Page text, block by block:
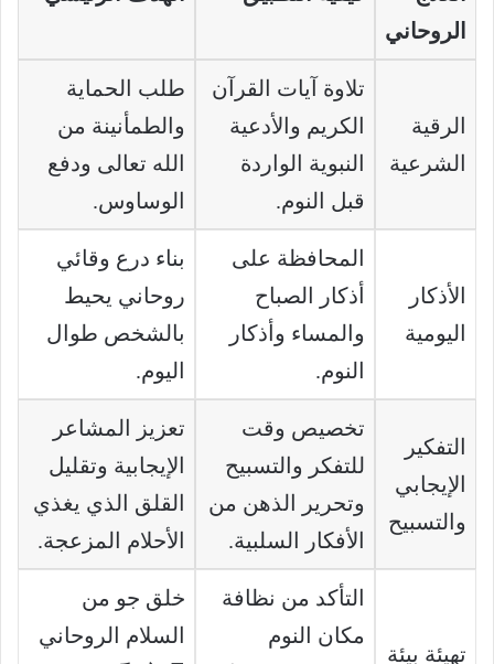
الروحاني
الرقية
الشرعية
تلاوة آيات القرآن
الكريم والأدعية
النبوية الواردة
قبل النوم.
طلب الحماية
والطمأنينة من
الله تعالى ودفع
الوساوس.
الأذكار
اليومية
المحافظة على
أذكار الصباح
والمساء وأذكار
النوم.
بناء درع وقائي
روحاني يحيط
بالشخص طوال
اليوم.
التفكير
الإيجابي
والتسبيح
تخصيص وقت
للتفكر والتسبيح
وتحرير الذهن من
الأفكار السلبية.
تعزيز المشاعر
الإيجابية وتقليل
القلق الذي يغذي
الأحلام المزعجة.
تهيئة بيئة
التأكد من نظافة
مكان النوم
خلق جو من
السلام الروحاني